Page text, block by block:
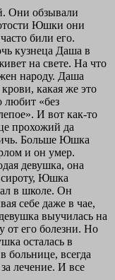
Они обзывали
Юшки они
били его.
кузнеца Даша в
на свете. На что
народу. Даша
какая же это
любит «без
И вот как-то
прохожий да
Больше Юшка
и он умер.
девушка, она
сироту, Юшка
в школе. Он
себе даже в чае,
выучилась на
от его болезни. Но
осталась в
больнице, всегда
лечение. И все